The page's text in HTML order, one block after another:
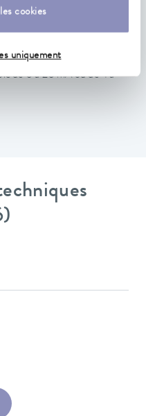
cookies
uniquement
A, pour l'alimentation de
de mesure
de 0 à 20 mA ou de 4 à